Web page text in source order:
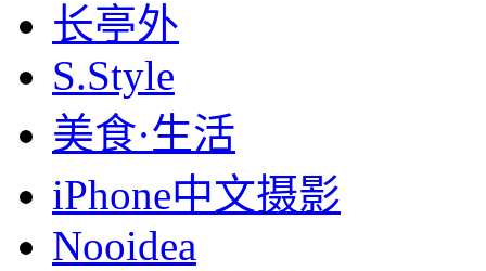
长亭外
S.Style
美食·生活
iPhone中文摄影
Nooidea